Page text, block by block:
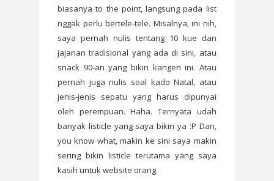
biasanya to the point, langsung pada list
nggak perlu bertele-tele. Misalnya, ini nih,
saya pernah nulis tentang 10 kue dan
jajanan tradisional yang ada di sini, atau
snack 90-an yang bikin kangen ini. Atau
pernah juga nulis soal kado Natal, atau
jenis-jenis sepatu yang harus dipunyai
oleh perempuan. Haha. Ternyata udah
banyak listicle yang saya bikin ya :P Dan,
you know what, makin ke sini saya makin
sering bikin listicle terutama yang saya
kasih untuk website orang.